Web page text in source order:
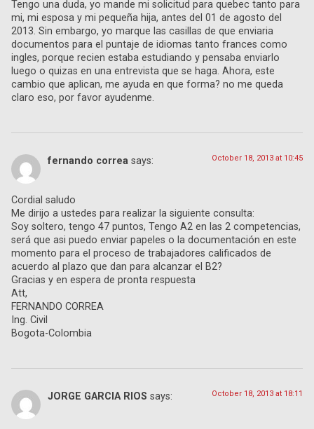
Tengo una duda, yo mande mi solicitud para quebec tanto para
mi, mi esposa y mi pequeña hija, antes del 01 de agosto del
2013. Sin embargo, yo marque las casillas de que enviaria
documentos para el puntaje de idiomas tanto frances como
ingles, porque recien estaba estudiando y pensaba enviarlo
luego o quizas en una entrevista que se haga. Ahora, este
cambio que aplican, me ayuda en que forma? no me queda
claro eso, por favor ayudenme.
fernando correa says: October 18, 2013 at 10:45
Cordial saludo
Me dirijo a ustedes para realizar la siguiente consulta:
Soy soltero, tengo 47 puntos, Tengo A2 en las 2 competencias,
será que asi puedo enviar papeles o la documentación en este
momento para el proceso de trabajadores calificados de
acuerdo al plazo que dan para alcanzar el B2?
Gracias y en espera de pronta respuesta
Att,
FERNANDO CORREA
Ing. Civil
Bogota-Colombia
JORGE GARCIA RIOS says: October 18, 2013 at 18:11